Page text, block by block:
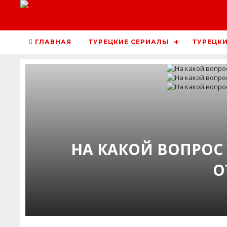
ГЛАВНАЯ ТУРЕЦКИЕ СЕРИАЛЫ
НА КАКОЙ ВОПРОС